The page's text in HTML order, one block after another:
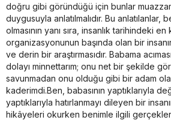
doğru gibi göründüğü için bunlar
duygusuyla anlatılmalıdır. Bu anlatılanlar,
olmasının yanı sıra, insanlık tarihindeki
organizasyonunun başında olan bir
ve derin bir araştırmasıdır. Babama
dolayı minnettarım; onu net bir şekilde
savunmadan onu olduğu gibi bir adam
kaderimdi.Ben, babasının yaptıklarıyla
yaptıklarıyla hatırlanmayı dileyen bir
hikâyeleri okurken benimle ilgili